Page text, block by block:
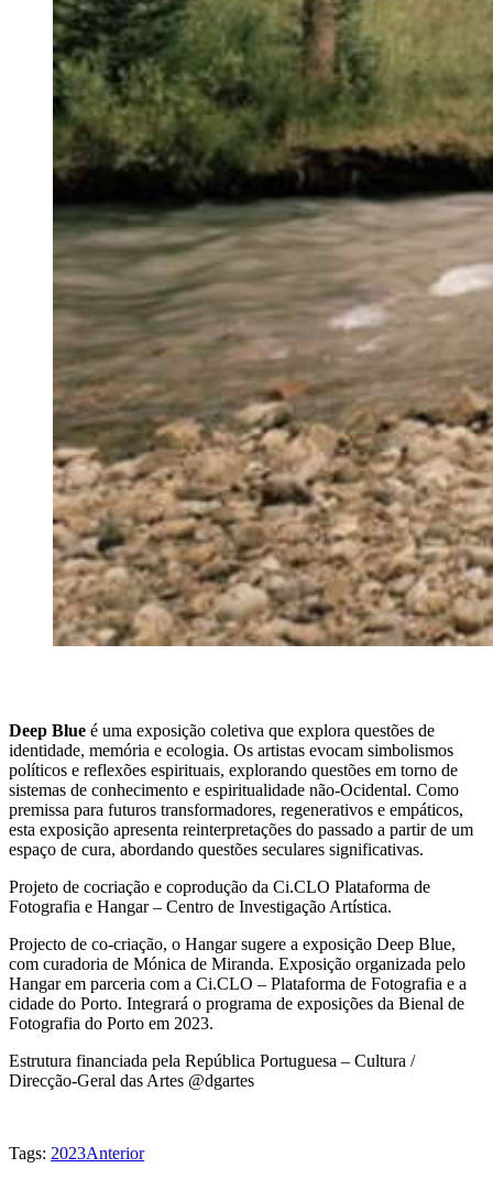
Deep Blue é uma exposição coletiva que explora questões de
identidade, memória e ecologia. Os artistas evocam simbolismos
políticos e reflexões espirituais, explorando questões em torno de
sistemas de conhecimento e espiritualidade não-Ocidental. Como
premissa para futuros transformadores, regenerativos e empáticos,
esta exposição apresenta reinterpretações do passado a partir de um
espaço de cura, abordando questões seculares significativas.
Projeto de cocriação e coprodução da Ci.CLO Plataforma de
Fotografia e Hangar – Centro de Investigação Artística.
Projecto de co-criação, o Hangar sugere a exposição Deep Blue,
com curadoria de Mónica de Miranda. Exposição organizada pelo
Hangar em parceria com a Ci.CLO – Plataforma de Fotografia e a
cidade do Porto. Integrará o programa de exposições da Bienal de
Fotografia do Porto em 2023.
Estrutura financiada pela República Portuguesa – Cultura /
Direcção-Geral das Artes @dgartes
Tags: 2023Anterior